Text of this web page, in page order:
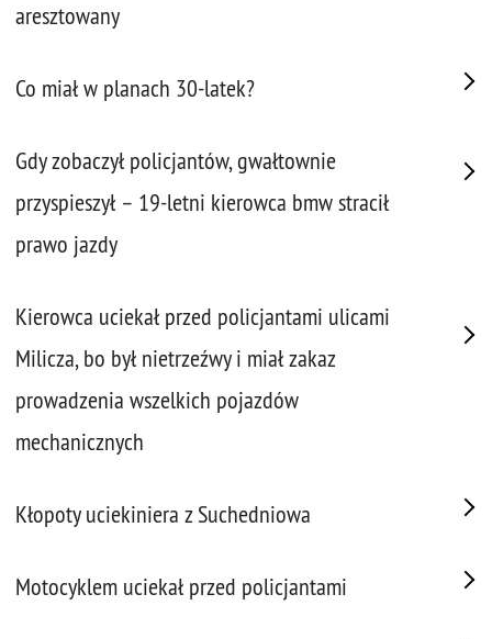
aresztowany
Co miał w planach 30-latek?
Gdy zobaczył policjantów, gwałtownie
przyspieszył – 19-letni kierowca bmw stracił
prawo jazdy
Kierowca uciekał przed policjantami ulicami
Milicza, bo był nietrzeźwy i miał zakaz
prowadzenia wszelkich pojazdów
mechanicznych
Kłopoty uciekiniera z Suchedniowa
Motocyklem uciekał przed policjantami